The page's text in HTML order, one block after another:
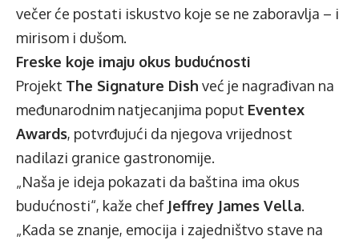
večer će postati iskustvo koje se ne zaboravlja – i
mirisom i dušom.
Freske koje imaju okus budućnosti
Projekt The Signature Dish već je nagrađivan na
međunarodnim natjecanjima poput Eventex
Awards, potvrđujući da njegova vrijednost
nadilazi granice gastronomije.
„Naša je ideja pokazati da baština ima okus
budućnosti“, kaže chef Jeffrey James Vella.
„Kada se znanje, emocija i zajedništvo stave na